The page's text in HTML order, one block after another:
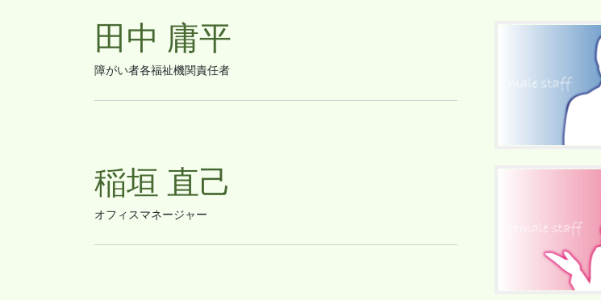
田中 庸平
障がい者各福祉機関責任者
稲垣 直己
オフィスマネージャー